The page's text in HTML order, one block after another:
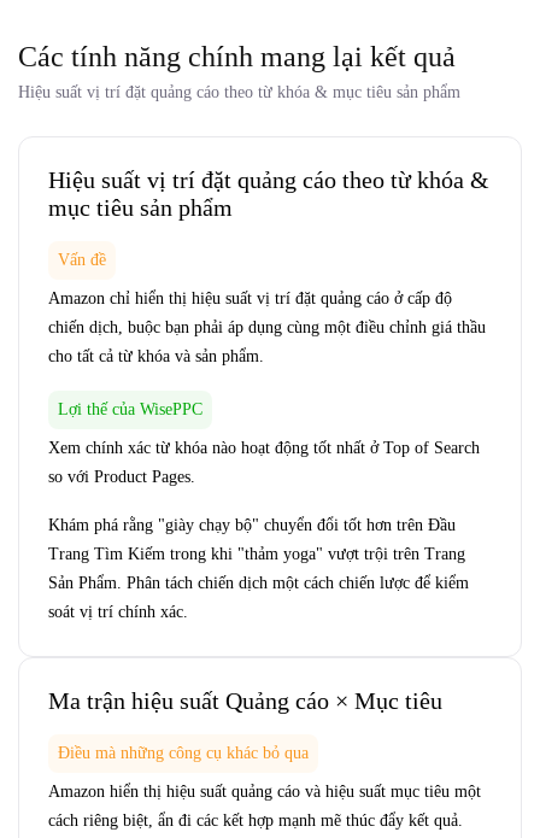
Các tính năng chính mang lại kết quả
Hiệu suất vị trí đặt quảng cáo theo từ khóa & mục tiêu sản phẩm
Hiệu suất vị trí đặt quảng cáo theo từ khóa &
mục tiêu sản phẩm
Vấn đề
Amazon chỉ hiển thị hiệu suất vị trí đặt quảng cáo ở cấp độ
chiến dịch, buộc bạn phải áp dụng cùng một điều chỉnh giá thầu
cho tất cả từ khóa và sản phẩm.
Lợi thế của WisePPC
Xem chính xác từ khóa nào hoạt động tốt nhất ở Top of Search
so với Product Pages.
Khám phá rằng "giày chạy bộ" chuyển đổi tốt hơn trên Đầu
Trang Tìm Kiếm trong khi "thảm yoga" vượt trội trên Trang
Sản Phẩm. Phân tách chiến dịch một cách chiến lược để kiểm
soát vị trí chính xác.
Ma trận hiệu suất Quảng cáo × Mục tiêu
Điều mà những công cụ khác bỏ qua
Amazon hiển thị hiệu suất quảng cáo và hiệu suất mục tiêu một
cách riêng biệt, ẩn đi các kết hợp mạnh mẽ thúc đẩy kết quả.